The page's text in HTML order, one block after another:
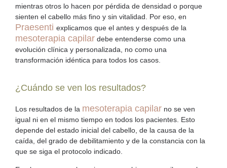
mientras otros lo hacen por pérdida de densidad o porque
sienten el cabello más fino y sin vitalidad. Por eso, en
Praesenti explicamos que el antes y después de la
mesoterapia capilar debe entenderse como una
evolución clínica y personalizada, no como una
transformación idéntica para todos los casos.
¿Cuándo se ven los resultados?
Los resultados de la mesoterapia capilar no se ven
igual ni en el mismo tiempo en todos los pacientes. Esto
depende del estado inicial del cabello, de la causa de la
caída, del grado de debilitamiento y de la constancia con la
que se siga el protocolo indicado.